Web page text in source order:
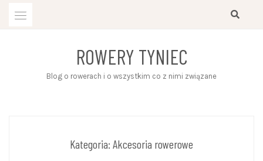
ROWERY TYNIEC
Blog o rowerach i o wszystkim co z nimi związane
Kategoria: Akcesoria rowerowe